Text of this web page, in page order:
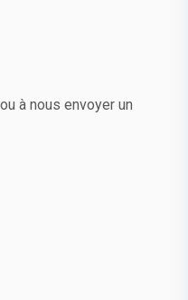
à nous envoyer un